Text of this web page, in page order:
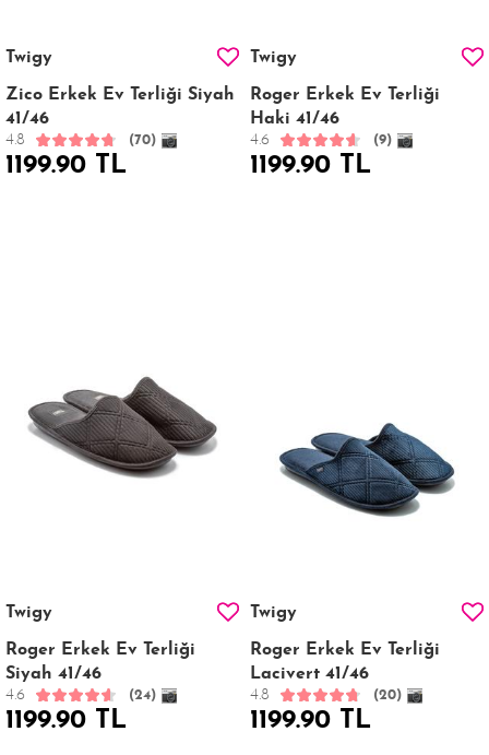
Twigy
Zico Erkek Ev Terliği Siyah
41/46
4.8 (70)
1199.90 TL
Twigy
Roger Erkek Ev Terliği
Haki 41/46
4.6 (9)
1199.90 TL
Twigy
Roger Erkek Ev Terliği
Siyah 41/46
4.6 (24)
1199.90 TL
Twigy
Roger Erkek Ev Terliği
Lacivert 41/46
4.8 (20)
1199.90 TL